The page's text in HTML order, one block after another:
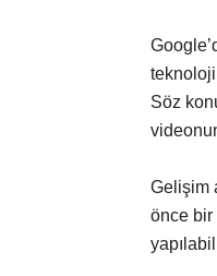
Söz
Gelişim
önce bir